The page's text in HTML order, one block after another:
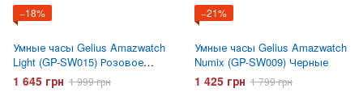
−18%
Умные часы Gelius Amazwatch
Light (GP-SW015) Розовое
золото
1 645 грн 1 999 грн
−21%
Умные часы Gelius Amazwatch
Numix (GP-SW009) Черные
1 425 грн 1 799 грн